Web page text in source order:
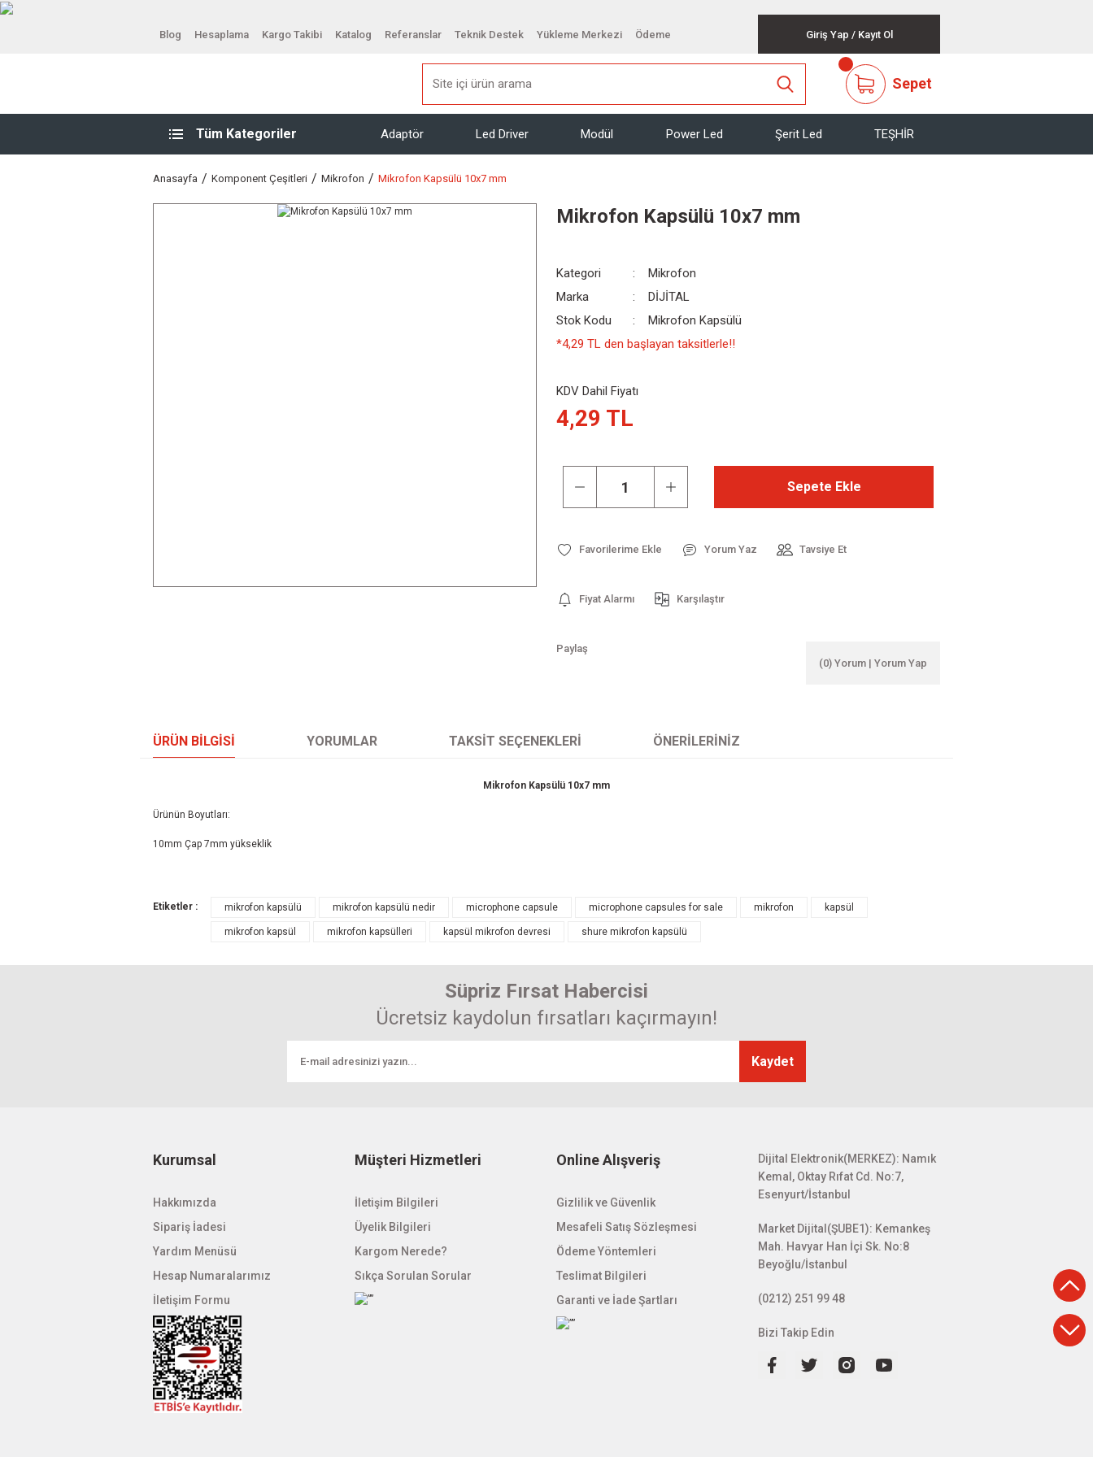
Blog Hesaplama Kargo Takibi Katalog Referanslar Teknik Destek Yükleme Merkezi Ödeme Giriş Yap / Kayıt Ol
Sepet
Tüm Kategoriler Adaptör Led Driver Modül Power Led Şerit Led TEŞHİR
Anasayfa Komponent Çeşitleri Mikrofon Mikrofon Kapsülü 10x7 mm
Mikrofon Kapsülü 10x7 mm
Kategori
Mikrofon
Marka
DİJİTAL
Stok Kodu
Mikrofon Kapsülü
*4,29 TL den başlayan taksitlerle!!
KDV Dahil Fiyatı
4,29 TL
Sepete Ekle
Yorum Yaz Tavsiye Et
Fiyat Alarmı Karşılaştır
Paylaş
(0) Yorum | Yorum Yap
ÜRÜN BILGISI YORUMLAR TAKSIT SEÇENEKLERI ÖNERILERINIZ
Mikrofon Kapsülü 10x7 mm
Ürünün Boyutları:
10mm Çap 7mm yükseklik
Bu ürüne ilk yorumu siz yapın! Puan kazanın...
Görüş ve önerileriniz için teşekkür ederiz.
Gönder
Etiketler : mikrofon kapsülü mikrofon kapsülü nedir microphone capsule microphone capsules for sale mikrofon kapsül
mikrofon kapsül mikrofon kapsülleri kapsül mikrofon devresi shure mikrofon kapsülü
Süpriz Fırsat Habercisi
Ücretsiz kaydolun fırsatları kaçırmayın!
Kaydet
Kurumsal
Hakkımızda
Sipariş İadesi
Yardım Menüsü
Hesap Numaralarımız
İletişim Formu
Müşteri Hizmetleri
İletişim Bilgileri
Üyelik Bilgileri
Kargom Nerede?
Sıkça Sorulan Sorular
Online Alışveriş
Gizlilik ve Güvenlik
Mesafeli Satış Sözleşmesi
Ödeme Yöntemleri
Teslimat Bilgileri
Garanti ve İade Şartları
Dijital Elektronik(MERKEZ): Namık
Kemal, Oktay Rıfat Cd. No:7,
Esenyurt/İstanbul
Market Dijital(ŞUBE1): Kemankeş
Mah. Havyar Han İçi Sk. No:8
Beyoğlu/İstanbul
(0212) 251 99 48
Bizi Takip Edin